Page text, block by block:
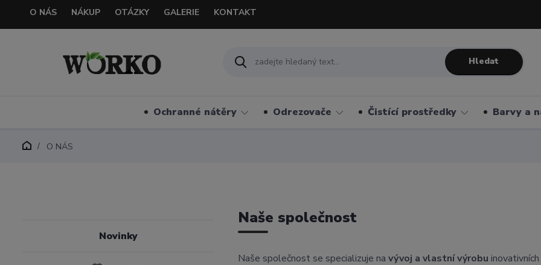
O NÁS NÁKUP OTÁZKY GALERIE KONTAKT
Hledat
Ochranné nátěry Odrezovače Čistící prostředky Barvy a
O NÁS
Novinky
Naše společnost
Naše společnost se specializuje navývoj a vlastní výrobu